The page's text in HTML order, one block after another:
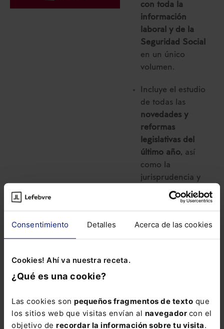
Consentimiento Detalles Acerca de las cookies
Cookies! Ahí va nuestra receta.
¿Qué es una cookie?
Las cookies son pequeños fragmentos de texto que
los sitios web que visitas envían al navegador con el
objetivo de recordar la información sobre tu visita.
con toda la
información
laboral y de la
Seguridad Social
en un único
volumen.
Incluye el estudio
de todas las
novedades y
reformas
legislativas del
último año, así
como la
jurisprudencia y
doctrina más
relevante con más
La suscripción al
que puedes
consultar en
cualquier momento